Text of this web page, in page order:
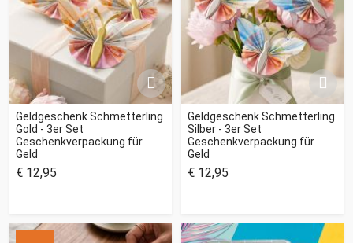
Geldgeschenk Schmetterling
Gold - 3er Set
Geschenkverpackung für
Geld
€ 12,95
Geldgeschenk Schmetterling
Silber - 3er Set
Geschenkverpackung für
Geld
€ 12,95